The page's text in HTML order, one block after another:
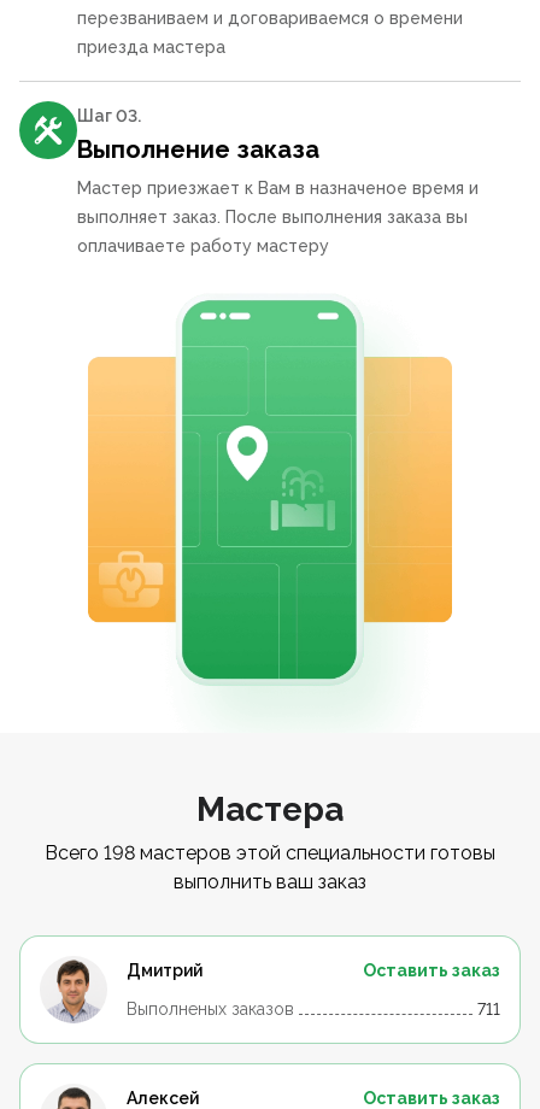
перезваниваем и договариваемся о времени
приезда мастера
Шаг 03.
Выполнение заказа
Мастер приезжает к Вам в назначеное время и
выполняет заказ. После выполнения заказа вы
оплачиваете работу мастеру
Мастера
Всего 198 мастеров этой специальности готовы
выполнить ваш заказ
Дмитрий
Оставить заказ
Выполненых заказов
711
Алексей
Оставить заказ